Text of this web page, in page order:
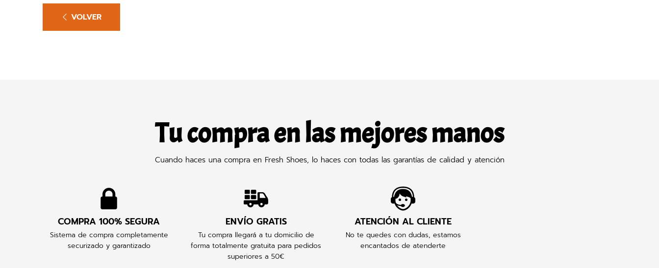
VOLVER
Tu compra en las mejores manos
Cuando haces una compra en Fresh Shoes, lo haces con todas las garantías de calidad y atención
COMPRA 100% SEGURA
Sistema de compra completamente
securizado y garantizado
ENVÍO GRATIS
Tu compra llegará a tu domicilio de
forma totalmente gratuita para pedidos
superiores a 50€
ATENCIÓN AL CLIENTE
No te quedes con dudas, estamos
encantados de atenderte